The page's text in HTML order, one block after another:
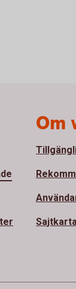
Om
Sajtkarta